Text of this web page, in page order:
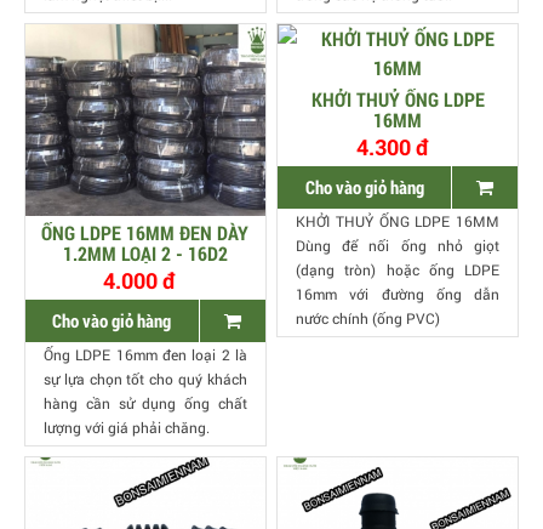
ỐNG LDPE 16MM ĐEN DÀY
1.2MM LOẠI 2 - 16D2
4.000 đ
Cho vào giỏ hàng
Ống LDPE 16mm đen loại 2 là
sự lựa chọn tốt cho quý khách
hàng cần sử dụng ống chất
lượng với giá phải chăng.
KHỞI THUỶ ỐNG LDPE
16MM
4.300 đ
Cho vào giỏ hàng
KHỞI THUỶ ỐNG LDPE 16MM
Dùng để nối ống nhỏ giọt
(dạng tròn) hoặc ống LDPE
16mm với đường ống dẫn
nước chính (ống PVC)